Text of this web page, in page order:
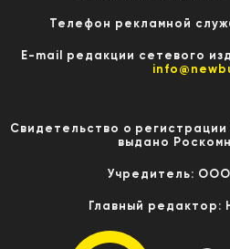
Телефон рекламной
E-mail редакции сетевого
Свидетельство о
выдано
Учредитель:
Главный редактор: